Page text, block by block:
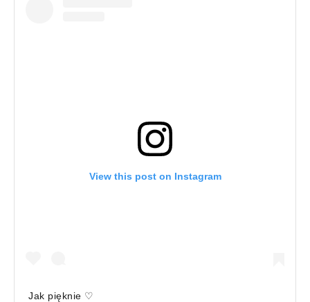
View this post on Instagram
Jak pięknie ♡